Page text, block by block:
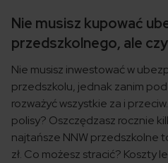
Nie musisz kupować
przedszkolnego, ale
Nie musisz inwestować w
przedszkolu, jednak zanim
rozważyć wszystkie za i
polisy? Oszczędzasz rocznie
najtańsze NNW przedszkolne
zł. Co możesz stracić? Koszty